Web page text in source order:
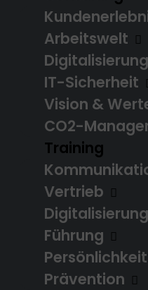
Arbeitswelt
Digitalisierung
IT-Sicherheit
Vision &
CO2-
Training
Vertrieb
Digitalisierung
Führung
Persönlichkeit
Prävention
Mit
akquirieren
richtigen
Produkt